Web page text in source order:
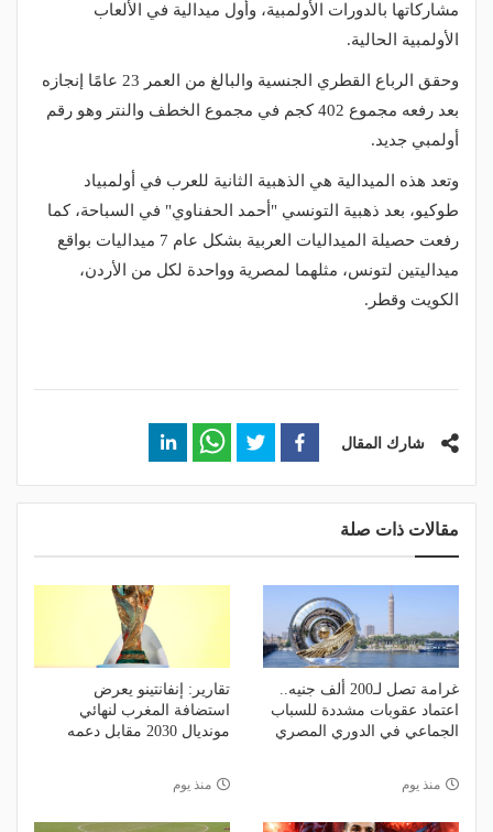
مشاركاتها بالدورات الأولمبية، وأول ميدالية في الألعاب
الأولمبية الحالية.
وحقق الرباع القطري الجنسية والبالغ من العمر 23 عامًا إنجازه
بعد رفعه مجموع 402 كجم في مجموع الخطف والنتر وهو رقم
أولمبي جديد.
وتعد هذه الميدالية هي الذهبية الثانية للعرب في أولمبياد
طوكيو، بعد ذهبية التونسي "أحمد الحفناوي" في السباحة، كما
رفعت حصيلة الميداليات العربية بشكل عام 7 ميداليات بواقع
ميداليتين لتونس، مثلهما لمصرية وواحدة لكل من الأردن،
الكويت وقطر.
شارك المقال
مقالات ذات صلة
غرامة تصل لـ200 ألف جنيه..
اعتماد عقوبات مشددة للسباب
الجماعي في الدوري المصري
منذ يوم
تقارير: إنفانتينو يعرض
استضافة المغرب لنهائي
مونديال 2030 مقابل دعمه
منذ يوم